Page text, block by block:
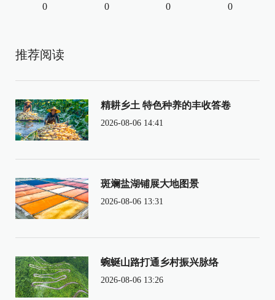
0 0 0 0
推荐阅读
精耕乡土 特色种养的丰收答卷
2026-08-06 14:41
斑斓盐湖铺展大地图景
2026-08-06 13:31
蜿蜒山路打通乡村振兴脉络
2026-08-06 13:26